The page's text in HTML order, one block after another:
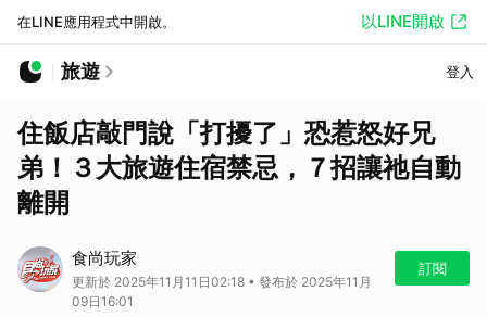
在LINE應用程式中開啟。 以LINE開啟
旅遊 登入
住飯店敲門說「打擾了」恐惹怒好兄
弟！３大旅遊住宿禁忌，７招讓祂自動
離開
食尚玩家
更新於 2025年11月11日02:18 • 發布於 2025年11月
09日16:01
訂閱